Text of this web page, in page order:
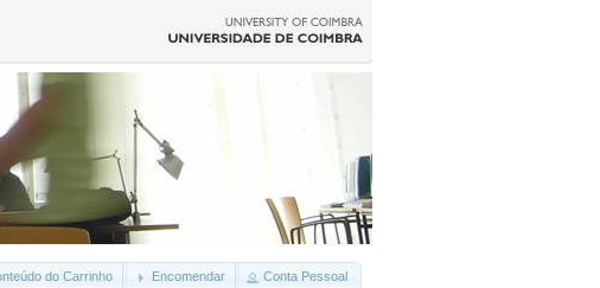
do Carrinho Encomendar Conta Pessoal